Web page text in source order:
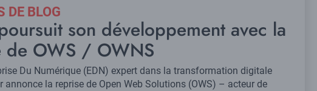
DE BLOG
son développement avec la
de OWS / OWNS
Du Numérique (EDN) expert dans la transformation digitale
annonce la reprise de Open Web Solutions (OWS) – acteur de